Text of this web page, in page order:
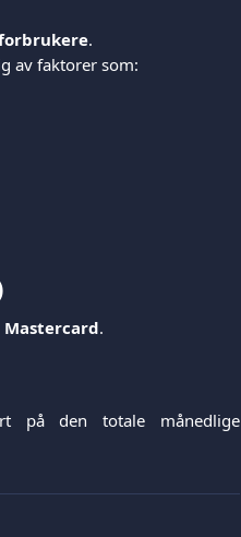
.
av faktorer som:
Mastercard.
på den totale månedlige